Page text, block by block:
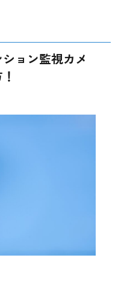
ョン監視カメ